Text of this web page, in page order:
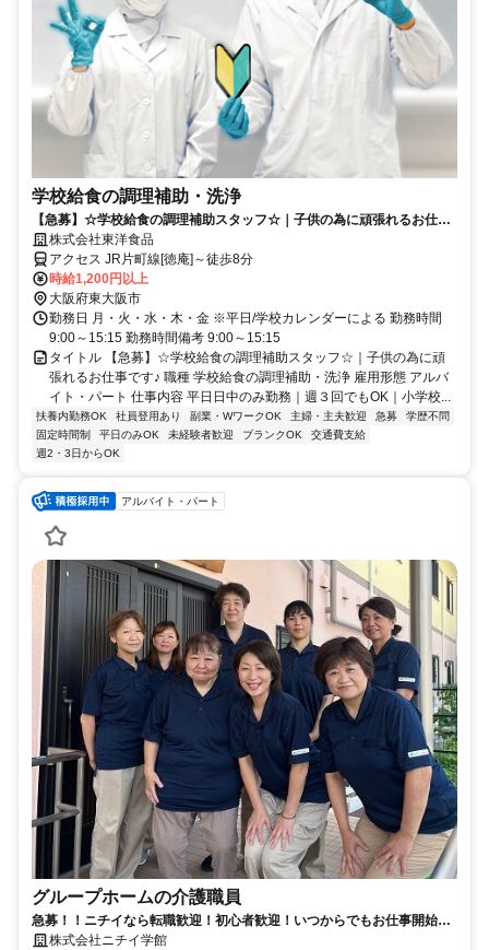
学校給食の調理補助・洗浄
【急募】☆学校給食の調理補助スタッフ☆｜子供の為に頑張れるお仕事
です♪株式会社東洋食品
アクセス JR片町線[徳庵]～徒歩8分
時給1,200円以上
大阪府東大阪市
勤務日 月・火・水・木・金 ※平日/学校カレンダーによる 勤務時間
9:00～15:15 勤務時間備考 9:00～15:15
タイトル 【急募】☆学校給食の調理補助スタッフ☆｜子供の為に頑
張れるお仕事です♪ 職種 学校給食の調理補助・洗浄 雇用形態 アルバ
イト・パート 仕事内容 平日日中のみ勤務｜週３回でもOK｜小学校...
扶養内勤務OK 社員登用あり 副業・WワークOK 主婦・主夫歓迎 急募
学歴不問
固定時間制
平日のみOK 未経験者歓迎 ブランクOK
交通費支給
週2・3日からOK
アルバイト・パート
グループホームの介護職員
急募！！ニチイなら転職歓迎！初心者歓迎！いつからでもお仕事開始で
きますよ～！
株式会社ニチイ学館